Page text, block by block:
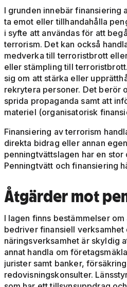
I grunden innebär finansiering
ta emot eller tillhandahålla
i syfte att användas för att
terrorism. Det kan också
medverka till terroristbrott
eller stämpling till
sig om att stärka eller
rekrytera personer. Det berör
sprida propaganda samt att
materiel (organisatorisk
Finansiering av terrorism
direkta bidrag eller annan
penningtvättslagen har en
Penningtvätt och finansiering
Åtgärder mot
I lagen finns bestämmelser
bedriver finansiell verksamhet
näringsverksamhet är skyldig
annat handla om
jurister samt banker,
redovisningskonsulter.